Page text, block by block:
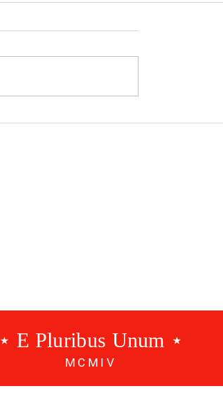
Modalidades Benfica |
⋆ E Pluribus Unum ⋆
MCMIV